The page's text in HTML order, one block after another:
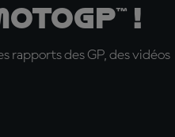
!
des GP, des vidéos